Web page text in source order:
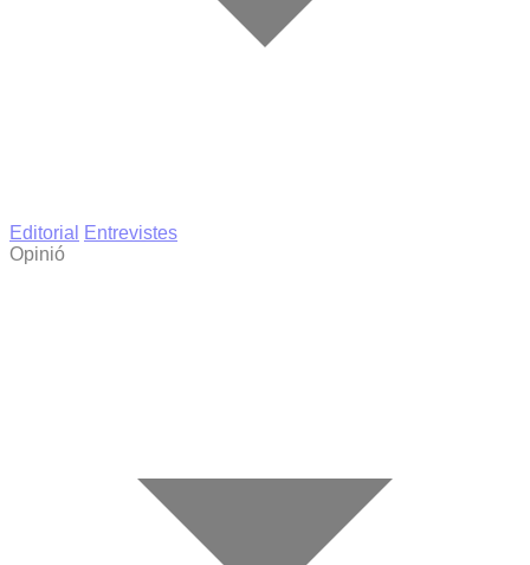
Editorial
Entrevistes
Opinió